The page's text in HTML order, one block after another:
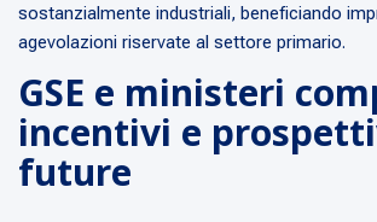
sostanzialmente industriali, beneficiando
agevolazioni riservate al settore primario.
GSE e ministeri
incentivi e
future